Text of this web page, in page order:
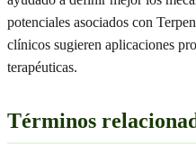
potenciales asociados con
clínicos sugieren aplicaciones
terapéuticas.
Términos